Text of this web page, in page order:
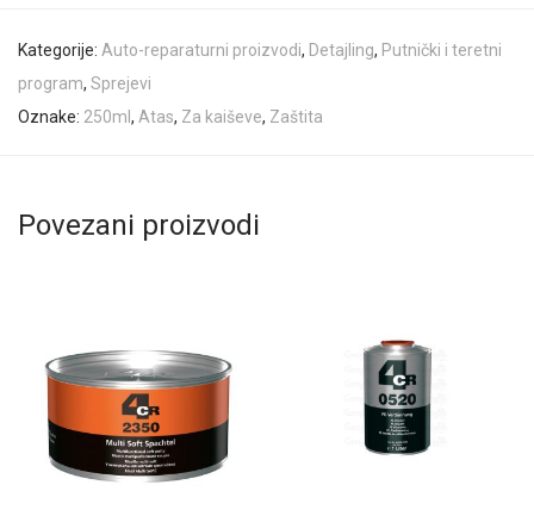
Kategorije: Auto-reparaturni proizvodi, Detajling, Putnički i teretni
program, Sprejevi
Oznake: 250ml , Atas, Za kaiševe, Zaštita
Povezani proizvodi